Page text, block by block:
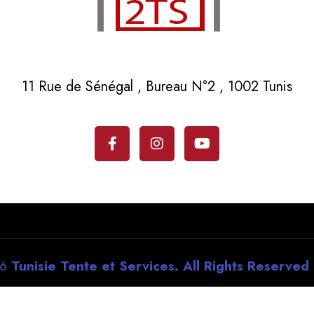
11 Rue de Sénégal , Bureau N°2 , 1002 Tunis
Tunisie Tente et Services. All Rights Reserved